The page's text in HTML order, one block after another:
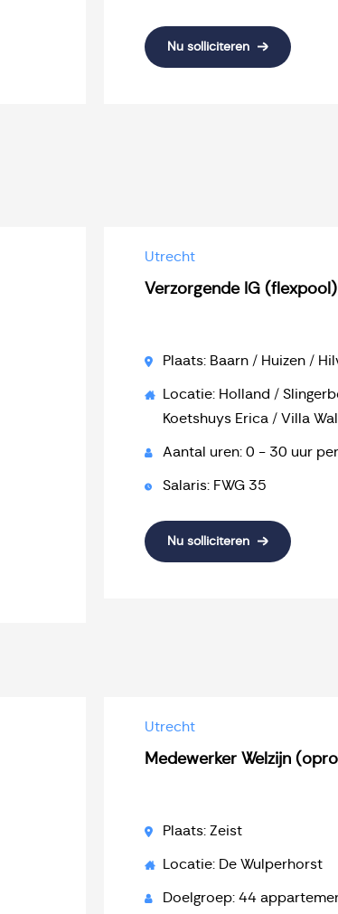
Nu solliciteren
Utrecht
Verzorgende IG (flexpool)
Plaats: Baarn / Huizen /
Locatie: Holland /
Koetshuys Erica / Villa
Aantal uren: 0 - 30 uur
Salaris: FWG 35
Nu solliciteren
Utrecht
Medewerker Welzijn
Plaats: Zeist
Locatie: De Wulperhorst
Doelgroep: 44